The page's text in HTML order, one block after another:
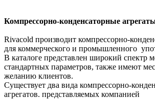
Компрессорно-конденсаторные
Rivacold производит компрессорно-
для коммерческого и промышленного
В каталоге представлен широкий спектр
стандартных параметров, также имеют
желанию клиентов.
Существует два вида компрессорно-
агрегатов. представляемых компанией